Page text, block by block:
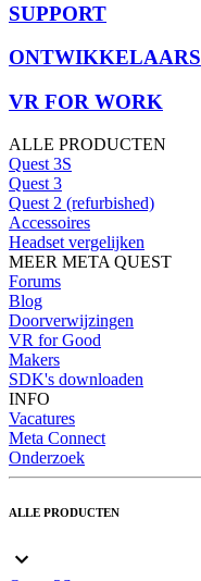
SUPPORT
ONTWIKKELAARS
VR FOR WORK
ALLE PRODUCTEN
Quest 3S
Quest 3
Quest 2 (refurbished)
Accessoires
Headset vergelijken
MEER META QUEST
Forums
Blog
Doorverwijzingen
VR for Good
Makers
SDK's downloaden
INFO
Vacatures
Meta Connect
Onderzoek
ALLE PRODUCTEN